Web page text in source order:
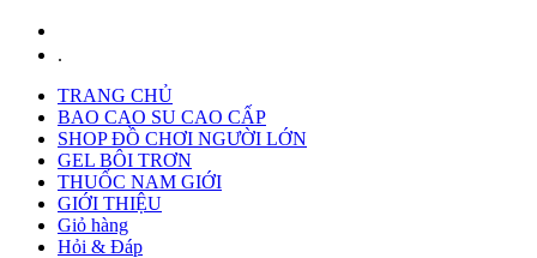
.
TRANG CHỦ
BAO CAO SU CAO CẤP
SHOP ĐỒ CHƠI NGƯỜI LỚN
GEL BÔI TRƠN
THUỐC NAM GIỚI
GIỚI THIỆU
Giỏ hàng
Hỏi & Đáp